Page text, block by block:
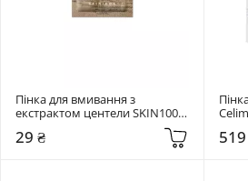
Пінка для вмивання з
екстрактом центели SKIN1004
Ampoule Foam
29 ₴